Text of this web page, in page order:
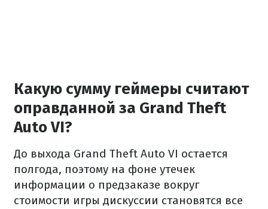
Какую сумму геймеры считают
оправданной за Grand Theft
Auto VI?
До выхода Grand Theft Auto VI остается
полгода, поэтому на фоне утечек
информации о предзаказе вокруг
стоимости игры дискуссии становятся все